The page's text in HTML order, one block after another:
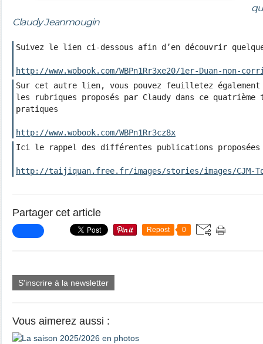
Claudy Jeanmougin
Suivez le lien ci-dessous afin d’en découvrir
http://www.wobook.com/WBPn1Rr3xe20/1er-Duan-non-
Sur cet autre lien, vous pouvez feuilletez
les rubriques proposés par Claudy dans ce quatrième
pratiques
http://www.wobook.com/WBPn1Rr3cz8x
Ici le rappel des différentes publications proposées
http://taijiquan.free.fr/images/stories/images/CJM-
Partager cet article
Repost 0
S'inscrire à la newsletter
Vous aimerez aussi :